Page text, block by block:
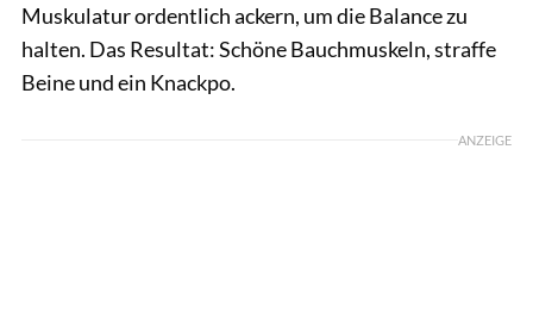
Muskulatur ordentlich ackern, um die Balance zu
halten. Das Resultat: Schöne Bauchmuskeln, straffe
Beine und ein Knackpo.
ANZEIGE